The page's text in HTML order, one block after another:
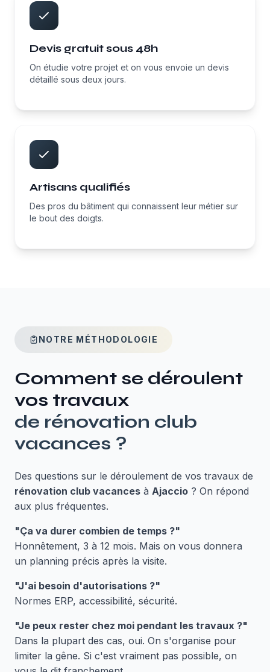
Devis gratuit sous 48h
On étudie votre projet et on vous envoie un devis
détaillé sous deux jours.
Artisans qualifiés
Des pros du bâtiment qui connaissent leur métier sur
le bout des doigts.
NOTRE MÉTHODOLOGIE
Comment se déroulent
vos travaux
de rénovation club
vacances ?
Des questions sur le déroulement de vos travaux de
rénovation club vacances à Ajaccio ? On répond
aux plus fréquentes.
"Ça va durer combien de temps ?"
Honnêtement, 3 à 12 mois. Mais on vous donnera
un planning précis après la visite.
"J'ai besoin d'autorisations ?"
Normes ERP, accessibilité, sécurité.
"Je peux rester chez moi pendant les travaux ?"
Dans la plupart des cas, oui. On s'organise pour
limiter la gêne. Si c'est vraiment pas possible, on